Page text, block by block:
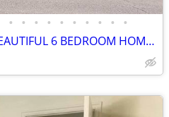
• • • • • • • • • •
938 E 25 S - RARE FIND - BEAUTIFUL 6 BEDROOM HOME - OPEN SPACE